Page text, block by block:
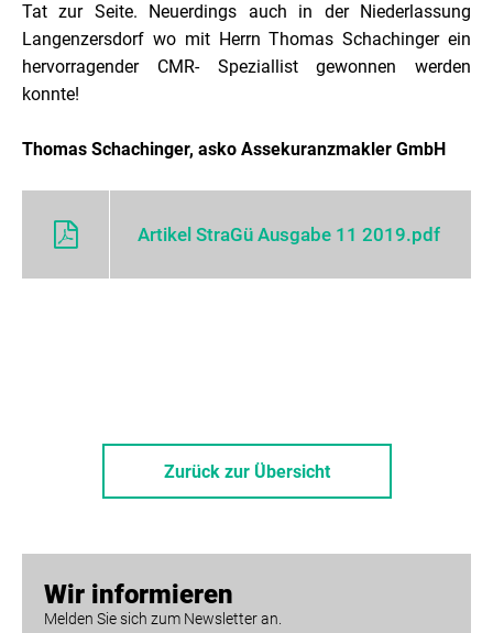
Tat zur Seite. Neuerdings auch in der Niederlassung
Langenzersdorf wo mit Herrn Thomas Schachinger ein
hervorragender CMR- Speziallist gewonnen werden
konnte!
Thomas Schachinger, asko Assekuranzmakler GmbH
Artikel StraGü Ausgabe 11 2019.pdf
Zurück zur Übersicht
Wir informieren
Melden Sie sich zum Newsletter an.